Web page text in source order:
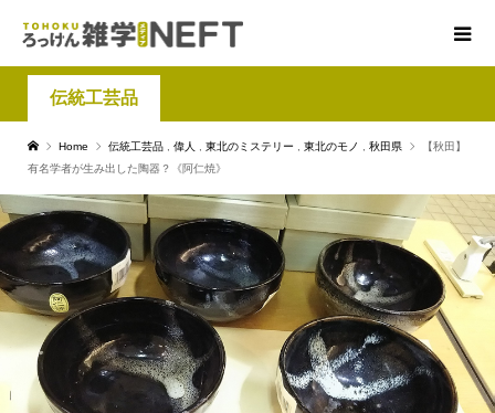
伝統工芸品
Home 伝統工芸品 偉人 東北のミステリー 東北のモノ 秋田県
【秋田】
有名学者が生み出した陶器？《阿仁焼》